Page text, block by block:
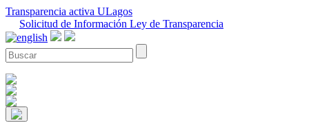
Transparencia activa ULagos
Solicitud de Información Ley de Transparencia